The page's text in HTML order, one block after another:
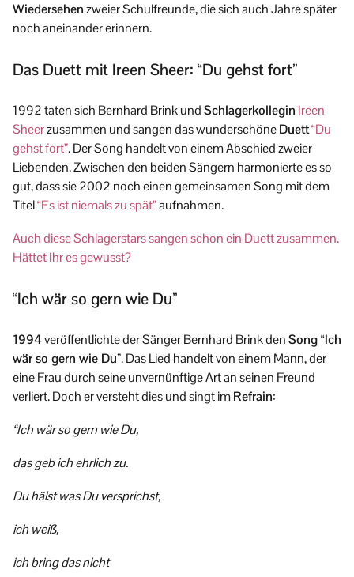
Wiedersehenzweier Schulfreunde, die sich auch Jahre später
noch aneinander erinnern.
Das Duett mit Ireen Sheer: “Du gehst fort”
1992 taten sich Bernhard Brink undSchlagerkollegin Ireen
Sheerzusammen und sangen das wunderschöneDuett“Du
gehst fort”. Der Song handelt von einem Abschied zweier
Liebenden. Zwischen den beiden Sängern harmonierte es so
gut, dass sie 2002 noch einen gemeinsamen Song mit dem
Titel“Es ist niemals zu spät”aufnahmen.
Auch diese Schlagerstars sangen schon ein Duett zusammen.
Hättet Ihr es gewusst?
“Ich wär so gern wie Du”
1994veröffentlichte der Sänger Bernhard Brink denSong “Ich
wär so gern wie Du”. Das Lied handelt von einem Mann, der
eine Frau durch seine unvernünftige Art an seinen Freund
verliert. Doch er versteht dies und singt imRefrain:
“Ich wär so gern wie Du,
das geb ich ehrlich zu.
Du hälst was Du versprichst,
ich weiß,
ich bring das nicht